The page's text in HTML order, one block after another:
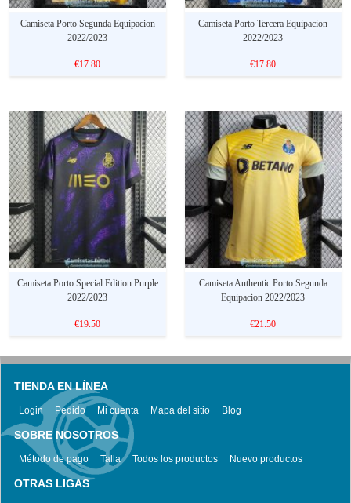
Camiseta Porto Segunda Equipacion
2022/2023
€17.80
Camiseta Porto Tercera Equipacion
2022/2023
€17.80
Camiseta Porto Special Edition Purple
2022/2023
€19.50
Camiseta Authentic Porto Segunda
Equipacion 2022/2023
€21.50
TIENDA EN LÍNEA
Login Pedido Mi cuenta Mapa del sitio Blog
SOBRE NOSOTROS
Método de pago Talla Todos los productos Nuevo productos
OTRAS LIGAS